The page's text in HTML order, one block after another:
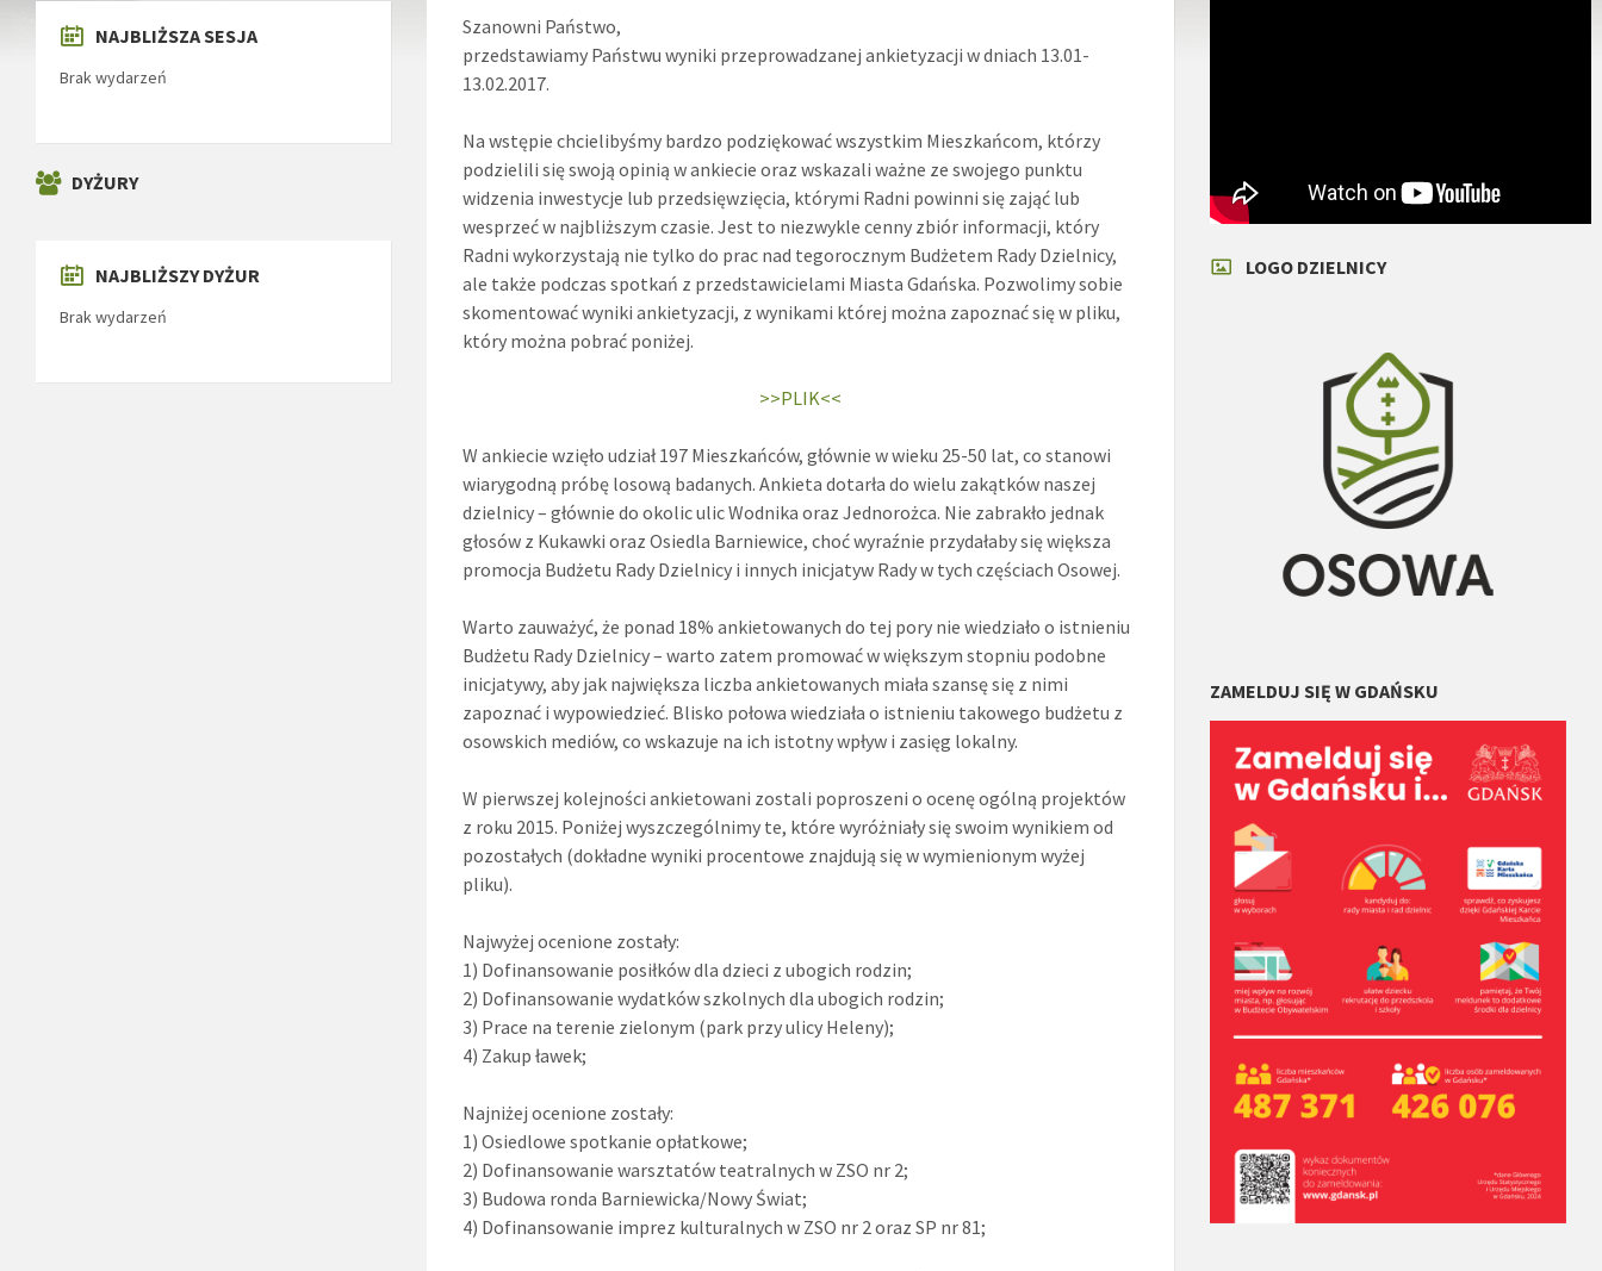
Szanowni Państwo,
przedstawiamy Państwu wyniki przeprowadzanej ankietyzacji w dniach 13.01-
13.02.2017.
Na wstępie chcielibyśmy bardzo podziękować wszystkim Mieszkańcom, którzy
podzielili się swoją opinią w ankiecie oraz wskazali ważne ze swojego punktu
widzenia inwestycje lub przedsięwzięcia, którymi Radni powinni się zająć lub
wesprzeć w najbliższym czasie. Jest to niezwykle cenny zbiór informacji, który
Radni wykorzystają nie tylko do prac nad tegorocznym Budżetem Rady Dzielnicy,
ale także podczas spotkań z przedstawicielami Miasta Gdańska. Pozwolimy sobie
skomentować wyniki ankietyzacji, z wynikami której można zapoznać się w pliku,
który można pobrać poniżej.
>>PLIK<<
W ankiecie wzięło udział 197 Mieszkańców, głównie w wieku 25-50 lat, co stanowi
wiarygodną próbę losową badanych. Ankieta dotarła do wielu zakątków naszej
dzielnicy – głównie do okolic ulic Wodnika oraz Jednorożca. Nie zabrakło jednak
głosów z Kukawki oraz Osiedla Barniewice, choć wyraźnie przydałaby się większa
promocja Budżetu Rady Dzielnicy i innych inicjatyw Rady w tych częściach Osowej.
Warto zauważyć, że ponad 18% ankietowanych do tej pory nie wiedziało o istnieniu
Budżetu Rady Dzielnicy – warto zatem promować w większym stopniu podobne
inicjatywy, aby jak największa liczba ankietowanych miała szansę się z nimi
zapoznać i wypowiedzieć. Blisko połowa wiedziała o istnieniu takowego budżetu z
osowskich mediów, co wskazuje na ich istotny wpływ i zasięg lokalny.
W pierwszej kolejności ankietowani zostali poproszeni o ocenę ogólną projektów
z roku 2015. Poniżej wyszczególnimy te, które wyróżniały się swoim wynikiem od
pozostałych (dokładne wyniki procentowe znajdują się w wymienionym wyżej
pliku).
Najwyżej ocenione zostały:
1) Dofinansowanie posiłków dla dzieci z ubogich rodzin;
2) Dofinansowanie wydatków szkolnych dla ubogich rodzin;
3) Prace na terenie zielonym (park przy ulicy Heleny);
4) Zakup ławek;
Najniżej ocenione zostały:
1) Osiedlowe spotkanie opłatkowe;
2) Dofinansowanie warsztatów teatralnych w ZSO nr 2;
3) Budowa ronda Barniewicka/Nowy Świat;
4) Dofinansowanie imprez kulturalnych w ZSO nr 2 oraz SP nr 81;
NAJBLIŻSZA SESJA
Brak wydarzeń
DYŻURY
NAJBLIŻSZY DYŻUR
Brak wydarzeń
LOGO DZIELNICY
ZAMELDUJ SIĘ W GDAŃSKU